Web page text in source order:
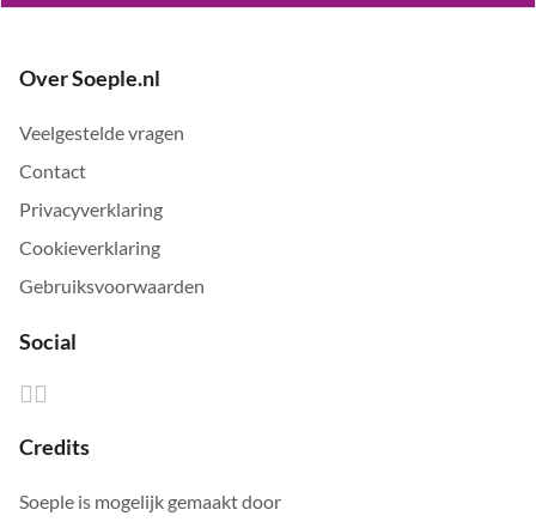
Over Soeple.nl
Veelgestelde vragen
Contact
Privacyverklaring
Cookieverklaring
Gebruiksvoorwaarden
Social
Credits
Soeple is mogelijk gemaakt door